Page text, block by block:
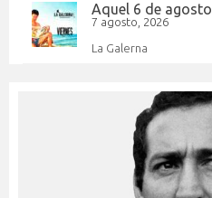
Aquel 6 de agosto
7 agosto, 2026
La Galerna